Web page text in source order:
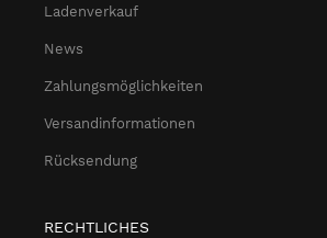
Ladenverkauf
News
Zahlungsmöglichkeiten
Versandinformationen
Rücksendung
RECHTLICHES